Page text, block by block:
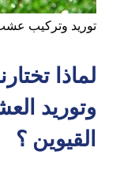
توريد وتركيب
لماذا
وتوريد
القيوين ؟